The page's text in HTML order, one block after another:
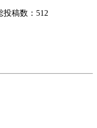
投稿数：512